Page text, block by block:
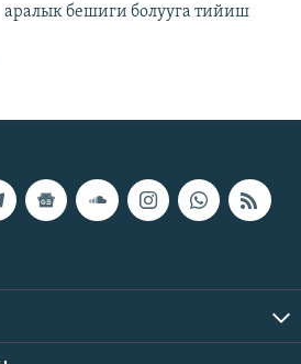
аралык бешиги болууга тийиш